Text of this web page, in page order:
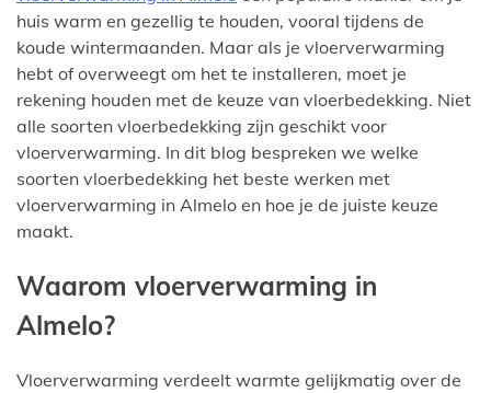
huis warm en gezellig te houden, vooral tijdens de
koude wintermaanden. Maar als je vloerverwarming
hebt of overweegt om het te installeren, moet je
rekening houden met de keuze van vloerbedekking. Niet
alle soorten vloerbedekking zijn geschikt voor
vloerverwarming. In dit blog bespreken we welke
soorten vloerbedekking het beste werken met
vloerverwarming in Almelo en hoe je de juiste keuze
maakt.
Waarom vloerverwarming in
Almelo?
Vloerverwarming verdeelt warmte gelijkmatig over de